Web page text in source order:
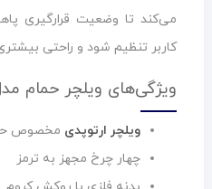
می‌کند تا وضعیت قرارگیری
کاربر تنظیم شود و راحتی
ویژگی‌های ویلچر حمام مدل ۷۹۰
ویلچر ارتوپدی مخصوص
چهار چرخ مجهز به ترمز